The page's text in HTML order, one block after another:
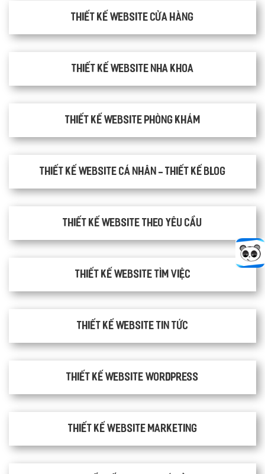
Thiết kế website cửa hàng
Thiết kế website nha khoa
thiết kế website phòng khám
Thiết kế website cá nhân - Thiết kế blog
Thiết kế website theo yêu cầu
thiết kế website tìm việc
Thiết kế website tin tức
Thiết kế website WordPress
Thiết kế Website Marketing